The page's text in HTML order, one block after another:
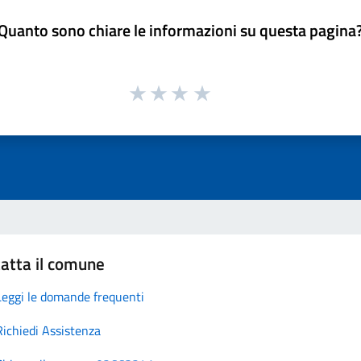
sono chiare le informazioni su questa
il comune
le domande frequenti
Assistenza